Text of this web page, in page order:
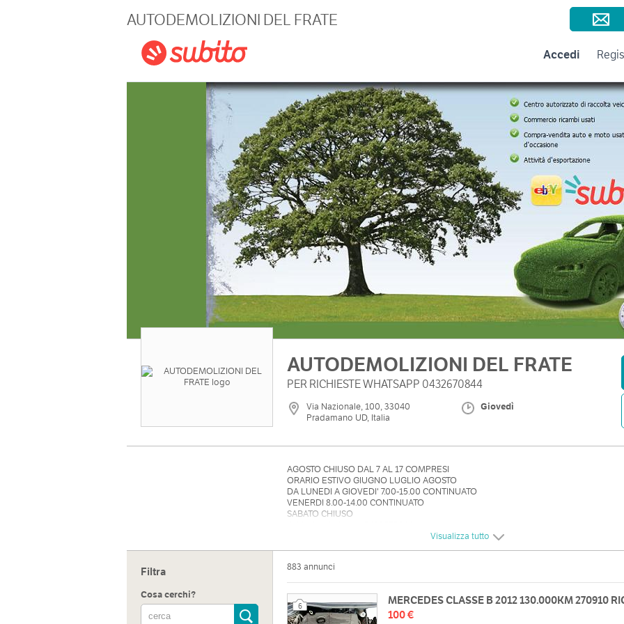
Magazine Consigli per la vendita Subito per le Aziende
Accedi
AUTODEMOLIZIONI DEL FRATE
AUTODEMOLIZIONI DEL FRATE
PER RICHIESTE WHATSAPP 0432670844
Via Nazionale, 100, 33040
Pradamano UD, Italia
Giovedì
AGOSTO CHIUSO DAL 7 AL 17 COMPRESI
ORARIO ESTIVO GIUGNO LUGLIO AGOSTO
DA LUNEDI A GIOVEDI' 7.00-15.00 CONTINUATO
VENERDI 8.00-14.00 CONTINUATO
SABATO CHIUSO
Visualizza tutto
Filtra
Cosa cerchi?
883 annunci
6
MERCEDES CLASSE B 2012 130.000KM 270910
100 €